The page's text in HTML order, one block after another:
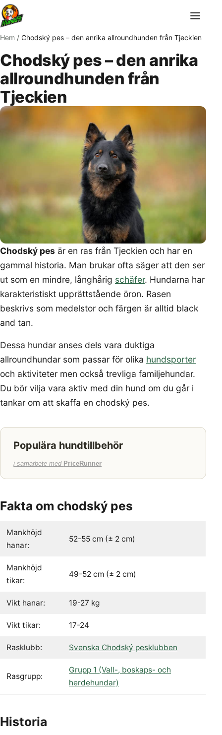
Meny
Hem / Chodský pes – den anrika allroundhunden från Tjeckien
Chodský pes – den anrika
allroundhunden från
Tjeckien
Chodský pes är en ras från Tjeckien och har en
gammal historia. Man brukar ofta säger att den ser
ut som en mindre, långhårig schäfer. Hundarna har
karakteristiskt upprättstående öron. Rasen
beskrivs som medelstor och färgen är alltid black
and tan.
Dessa hundar anses dels vara duktiga
allroundhundar som passar för olika hundsporter
och aktiviteter men också trevliga familjehundar.
Du bör vilja vara aktiv med din hund om du går i
tankar om att skaffa en chodský pes.
Populära hundtillbehör
i samarbete med PriceRunner
Fakta om chodský pes
Mankhöjd
hanar:
52-55 cm (± 2 cm)
Mankhöjd
tikar:
49-52 cm (± 2 cm)
Vikt hanar: 19-27 kg
Vikt tikar: 17-24
Rasklubb: Svenska Chodský pesklubben
Rasgrupp:
Grupp 1 (Vall-, boskaps- och
herdehundar)
Historia